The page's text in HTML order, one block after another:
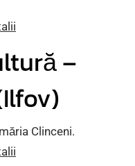
–
Clinceni.